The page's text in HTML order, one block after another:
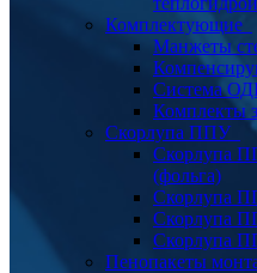
Комплектующие
Манжеты
Система
Комплекты
Скорлупа ППУ
Скорлупа
(фольга)
Скорлупа
Скорлупа
Скорлупа
Пенопакеты